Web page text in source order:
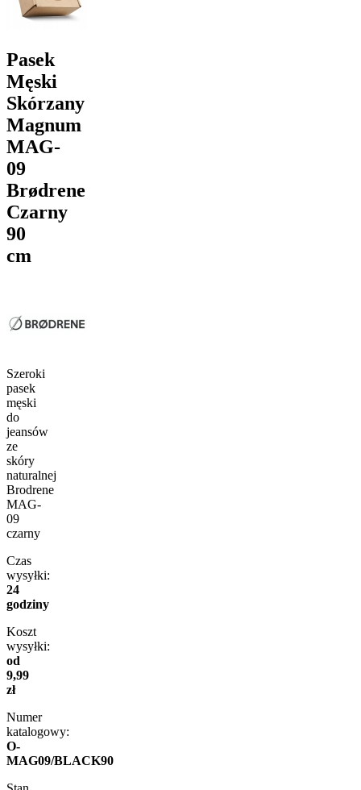
Pasek
Męski
Skórzany
Magnum
MAG-
09
Brødrene
Czarny
90
cm
Szeroki
pasek
męski
do
jeansów
ze
skóry
naturalnej
Brodrene
MAG-
09
czarny
Czas
wysyłki:
24
godziny
Koszt
wysyłki:
od
9,99
zł
Numer
katalogowy:
O-
MAG09/BLACK90